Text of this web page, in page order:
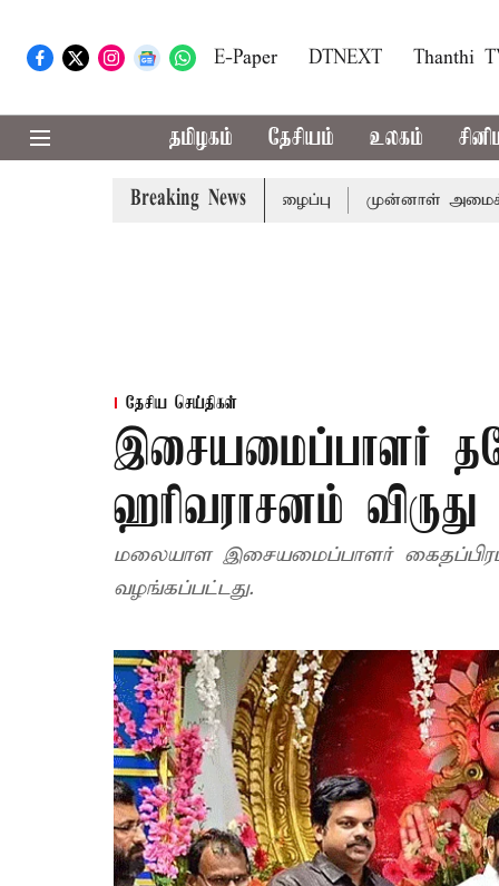
E-Paper DTNEXT Thanthi
தமிழகம் தேசியம் உலகம்
Breaking News
முதல்-அமைச்சர் விஜய் அழைப்பு முன்னாள் அமைச்சர்
தேசிய செய்திகள்
இசையமைப்பாளர்
ஹரிவராசனம் விருது
மலையாள இசையமைப்பாளர் கைதப்பிரம்
வழங்கப்பட்டது.